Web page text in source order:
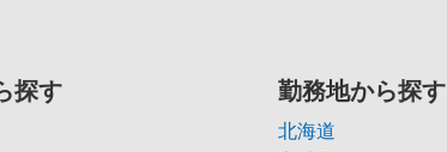
探す 勤務地から探す
北海道